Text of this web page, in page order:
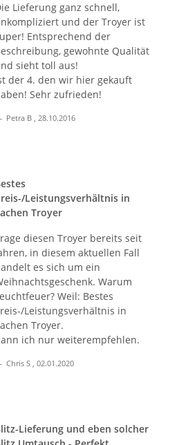
Lieferung ganz schnell,
und der Troyer ist
Entsprechend der
gewohnte Qualität
sieht toll aus!
der 4. den wir hier gekauft
Sehr zufrieden!
Petra B , 28.10.2016
Leistungsverhältnis in
Troyer
diesen Troyer bereits seit
in diesem aktuellen Fall
es sich um ein
Warum
Weil: Bestes
Leistungsverhältnis in
Troyer.
ich nur weiterempfehlen.
Chris S , 02.01.2020
Lieferung und eben solcher